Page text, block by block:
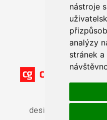
nástroje
analýzy
stránek
design by
,